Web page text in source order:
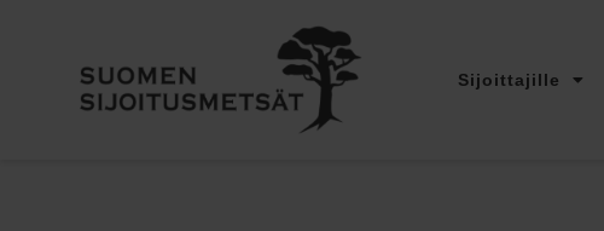
Sijoittajille